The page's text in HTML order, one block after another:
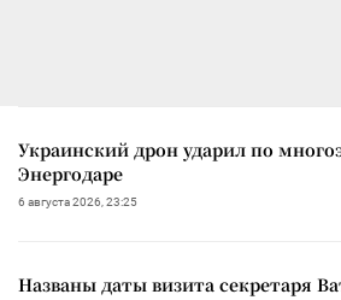
Украинский дрон ударил по
Энергодаре
6 августа 2026, 23:25
Названы даты визита секретаря